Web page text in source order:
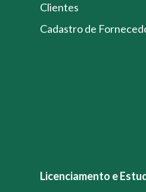
Clientes
Cadastro de
Licenciamento e